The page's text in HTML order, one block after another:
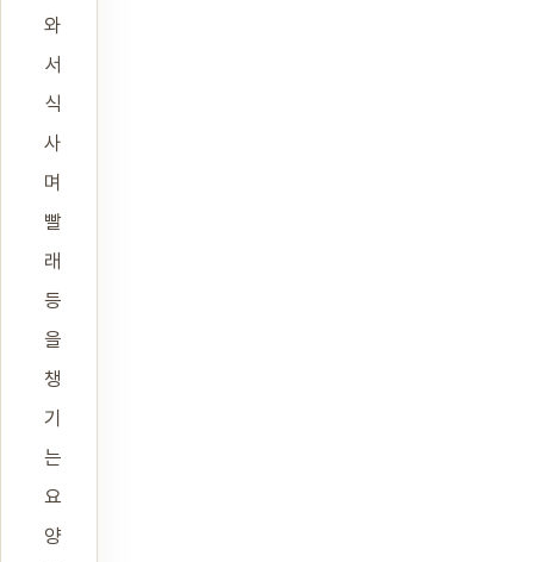
와
서
식
사
며
빨
래
등
을
챙
기
는
요
양